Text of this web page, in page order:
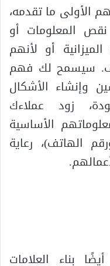
الأولى ما تقدمه،
المعلومات أو
أو لأنهم
سيسمح لك فهم
وإنشاء الأشكال
زود عملاءك
الأساسية
الهاتف)، رعاية
أيضًا بناء العلامات